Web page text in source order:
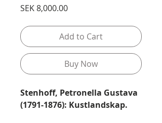
SEK 8,000.00Price
Add to Cart
Buy Now
Stenhoff, Petronella Gustava
(1791-1876): Kustlandskap.